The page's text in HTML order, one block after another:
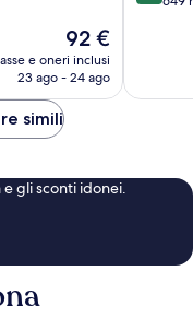
Il
prezzo
attuale
92 €
e oneri inclusi
23 ago - 24 ago
simili
gli sconti idonei.